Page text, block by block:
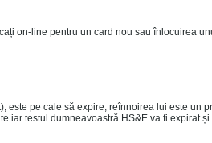
on-line pentru un card nou sau înlocuirea
este pe cale să expire, reînnoirea lui este un
iar testul dumneavoastră HS&E va fi expirat